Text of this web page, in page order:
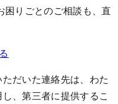
困りごとのご相談も、直
だいた連絡先は、わた
、第三者に提供するこ